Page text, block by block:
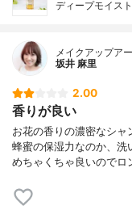
ディープモイス
メイクアップア
坂井 麻里
2.00
香りが良い
お花の香りの濃密なシャ
蜂蜜の保湿力なのか、洗
めちゃくちゃ良いのでロ